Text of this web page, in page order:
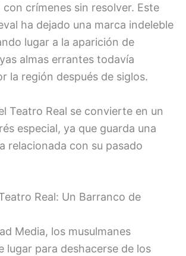
crímenes sin resolver. Este
ha dejado una marca indeleble
lugar a la aparición de
almas errantes todavía
la región después de siglos.
Teatro Real se convierte en un
especial, ya que guarda una
relacionada con su pasado
Real: Un Barranco de
Media, los musulmanes
lugar para deshacerse de los